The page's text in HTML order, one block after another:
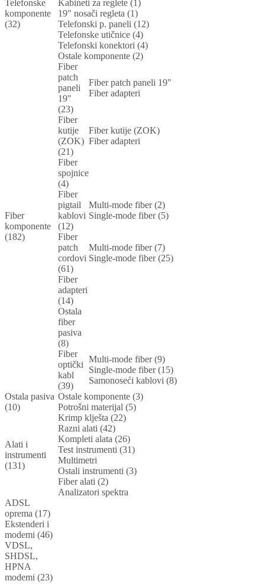
Telefonske
komponente
(32)
Kabineti za reglete (1)
19" nosači regleta (1)
Telefonski p. paneli (12)
Telefonske utičnice (4)
Telefonski konektori (4)
Ostale komponente (2)
Fiber
komponente
(182)
Fiber
patch
paneli
19"
(23)
Fiber patch paneli 19"
Fiber adapteri
Fiber
kutije
(ZOK)
(21)
Fiber kutije (ZOK)
Fiber adapteri
Fiber
spojnice
(4)
Fiber
pigtail
kablovi
(12)
Multi-mode fiber (2)
Single-mode fiber (5)
Fiber
patch
cordovi
(61)
Multi-mode fiber (7)
Single-mode fiber (25)
Fiber
adapteri
(14)
Ostala
fiber
pasiva
(8)
Fiber
optički
kabl
(39)
Multi-mode fiber (9)
Single-mode fiber (15)
Samonoseći kablovi (8)
Ostala pasiva
(10)
Ostale komponente (3)
Potrošni materijal (5)
Alati i
instrumenti
(131)
Krimp klješta (22)
Razni alati (42)
Kompleti alata (26)
Test instrumenti (31)
Multimetri
Ostali instrumenti (3)
Fiber alati (2)
Analizatori spektra
ADSL
oprema (17)
Ekstenderi i
modemi (46)
VDSL,
SHDSL,
HPNA
modemi (23)